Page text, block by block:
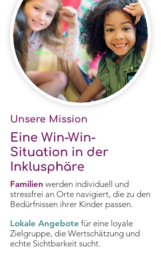
Unsere Mission
Eine Win-Win-
Situation in der
Inklusphäre
Familien werden individuell und
stressfrei an Orte navigiert, die zu den
Bedürfnissen ihrer Kinder passen.
Lokale Angebote für eine loyale
Zielgruppe, die Wertschätzung und
echte Sichtbarkeit sucht.